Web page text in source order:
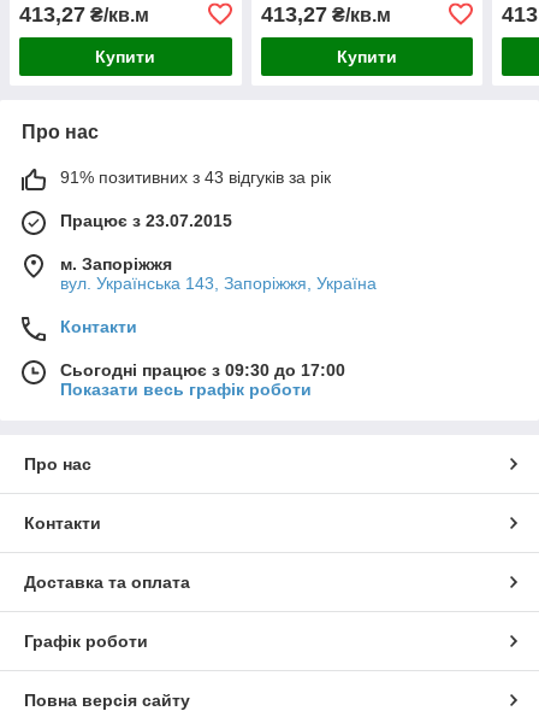
413,27 ₴/кв.м
Купити
413,27₴/кв.м
Купити
Про нас
91% позитивних з 43 відгуків за рік
Працює з 23.07.2015
м. Запоріжжя
вул. Українська 143, Запоріжжя, Україна
Контакти
Сьогодні працює з 09:30 до 17:00
Показати весь графік роботи
Про нас
Контакти
Доставка та оплата
Графік роботи
Повна версія сайту